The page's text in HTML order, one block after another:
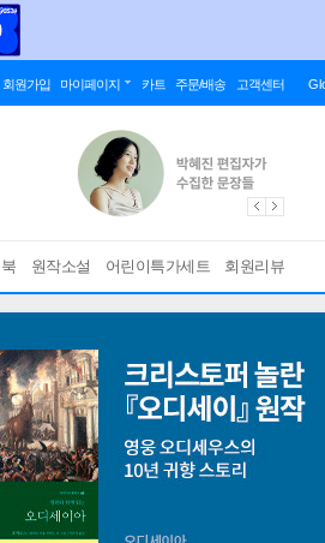
회원가입 마이페이지 카트 주문/배송 고객센터
원작소설 어린이특가세트 회원리뷰
에디션 안내